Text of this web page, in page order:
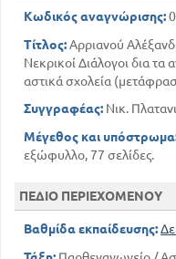
Ερμού και
Αχχιλέως και
Κωδικός αναγνώρισης:
Τίτλος:Αρριανού
Νεκρικοί Διάλογοι δια
αστικά σχολεία
Συγγραφέας: Νικ.
Μέγεθος και
εξώφυλλο, 77 σελίδες.
ΠΕΔΙΟ ΠΕΡΙΕΧΟΜΕΝΟΥ
Βαθμίδα εκπαίδευσης: